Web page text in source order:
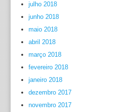
julho 2018
junho 2018
maio 2018
abril 2018
março 2018
fevereiro 2018
janeiro 2018
dezembro 2017
novembro 2017